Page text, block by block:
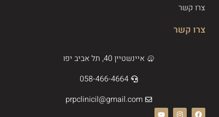
צרו קשר
צרו קשר
איינשטיין 40, תל אביב יפו
058-466-4664
prpclinicil@gmail.com